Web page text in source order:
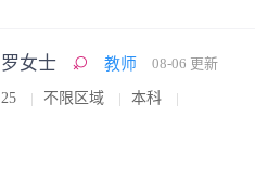
罗女士 教师 08-06 更新
25 不限区域 本科